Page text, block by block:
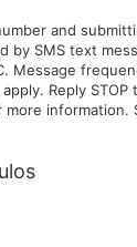
and
by SMS text
Message
Reply
more information.